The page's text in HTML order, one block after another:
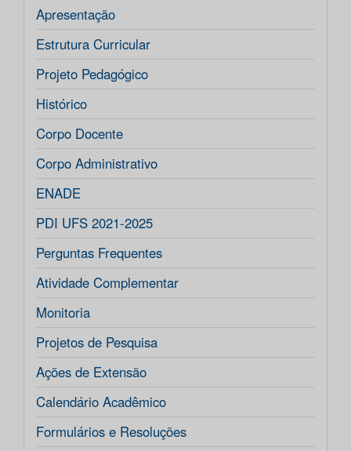
Apresentação
Estrutura Curricular
Projeto Pedagógico
Histórico
Corpo Docente
Corpo Administrativo
ENADE
PDI UFS 2021-2025
Perguntas Frequentes
Atividade Complementar
Monitoria
Projetos de Pesquisa
Ações de Extensão
Calendário Acadêmico
Formulários e Resoluções